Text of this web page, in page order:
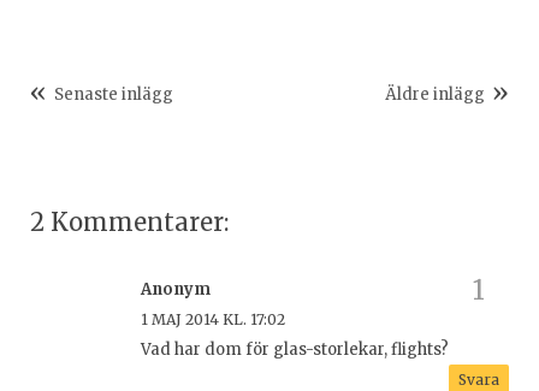
Senaste inlägg Äldre inlägg
2 Kommentarer:
Anonym
1 MAJ 2014 KL. 17:02
Vad har dom för glas-storlekar, flights?
Svara